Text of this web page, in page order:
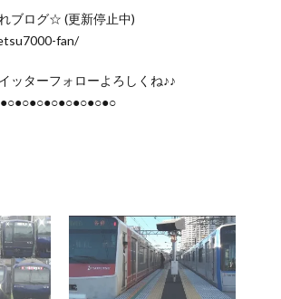
ブログ☆ (更新停止中)
fan/
ッターフォローよろしくね♪♪